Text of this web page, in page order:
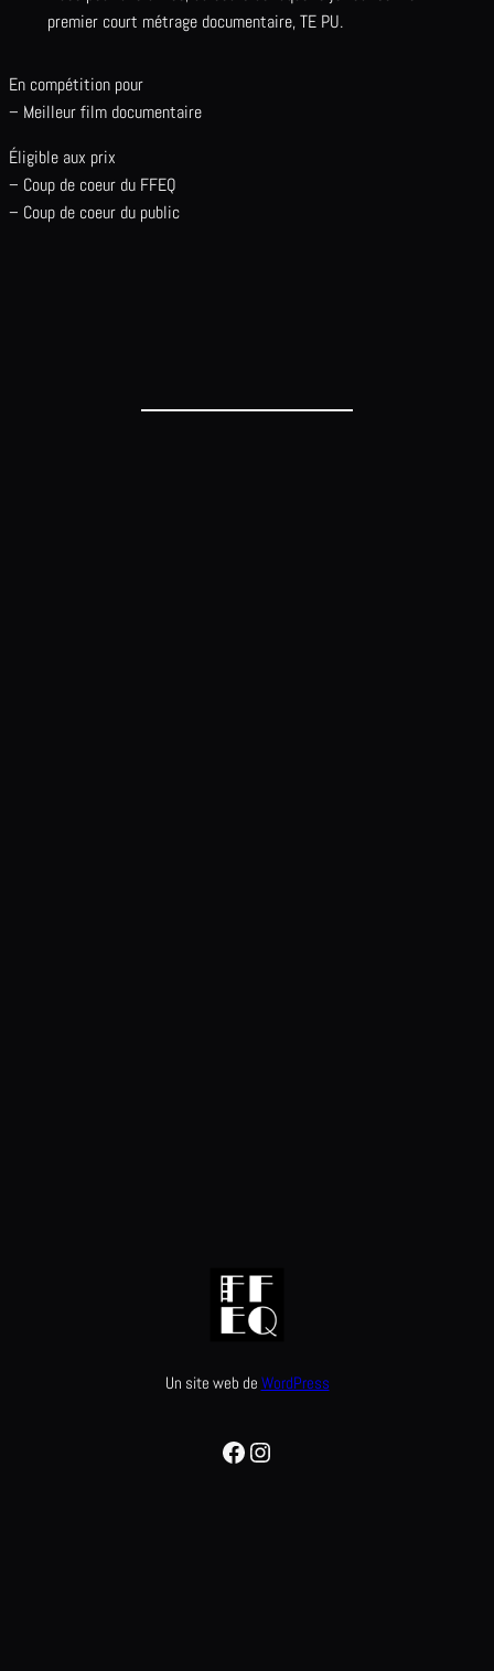
premier court métrage documentaire, TE PU.
En compétition pour
– Meilleur film documentaire
Éligible aux prix
– Coup de coeur du FFEQ
– Coup de coeur du public
Un site web de WordPress
Facebook
Instagram